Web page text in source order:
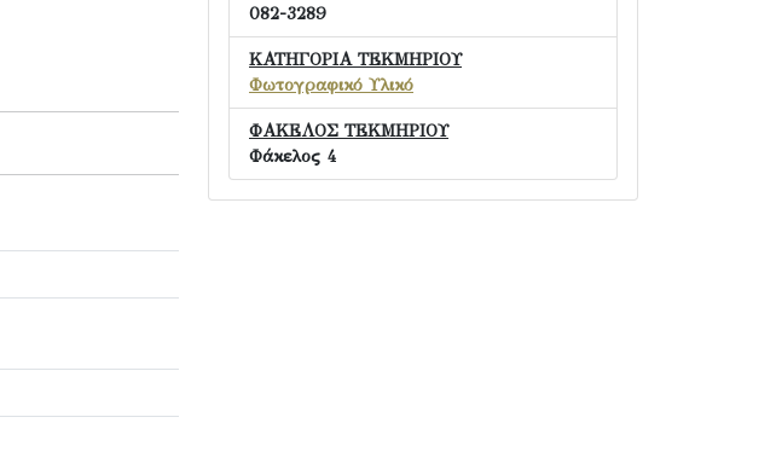
082-3289
ΚΑΤΗΓΟΡΙΑ ΤΕΚΜΗΡΙΟΥ
Φωτογραφικό Υλικό
ΦΑΚΕΛΟΣ ΤΕΚΜΗΡΙΟΥ
Φάκελος 4